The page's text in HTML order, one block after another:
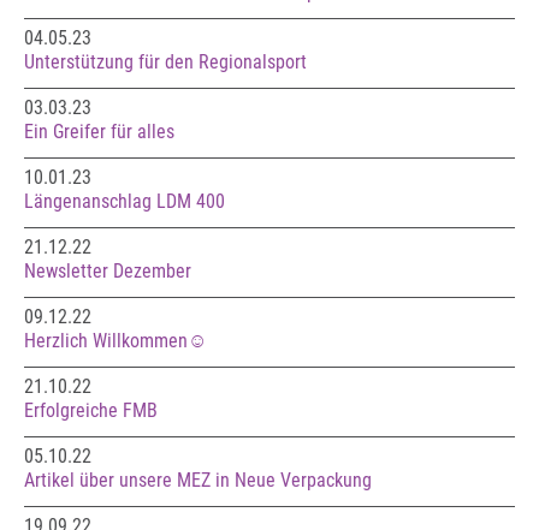
04.05.23
Unterstützung für den Regionalsport
03.03.23
Ein Greifer für alles
10.01.23
Längenanschlag LDM 400
21.12.22
Newsletter Dezember
09.12.22
Herzlich Willkommen☺️
21.10.22
Erfolgreiche FMB
05.10.22
Artikel über unsere MEZ in Neue Verpackung